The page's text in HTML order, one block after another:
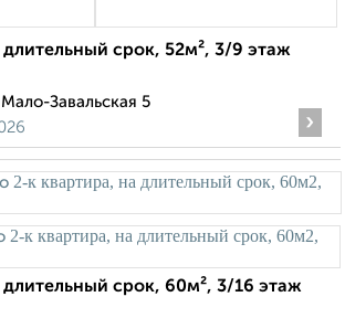
срок, 52м², 3/9 этаж
Завальская 5
›
срок, 60м², 3/16 этаж